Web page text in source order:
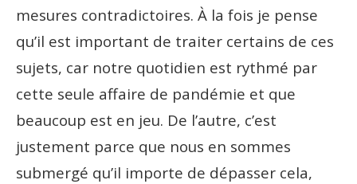
mesures contradictoires. À la fois je pense
qu’il est important de traiter certains de ces
sujets, car notre quotidien est rythmé par
cette seule affaire de pandémie et que
beaucoup est en jeu. De l’autre, c’est
justement parce que nous en sommes
submergé qu’il importe de dépasser cela,